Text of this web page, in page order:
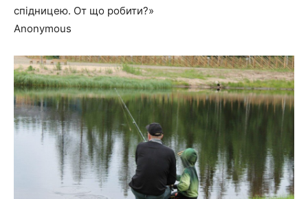
спідницею. От що робити?»
Anonymous